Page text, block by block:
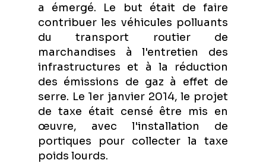
a émergé. Le but était de faire
contribuer les véhicules polluants
du transport routier de
marchandises à l'entretien des
infrastructures et à la réduction
des émissions de gaz à effet de
serre. Le 1er janvier 2014, le projet
de taxe était censé être mis en
œuvre, avec l'installation de
portiques pour collecter la taxe
poids lourds.